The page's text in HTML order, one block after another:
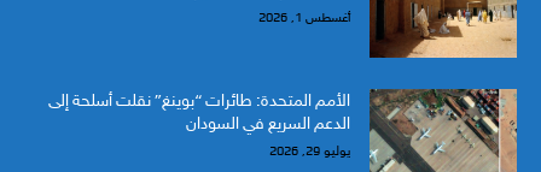
أغسطس 1, 2026
الأمم المتحدة: طائرات “بوينغ” نقلت أسلحة إلى
الدعم السريع في السودان
يوليو 29, 2026